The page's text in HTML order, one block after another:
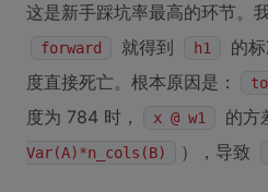
这是新手踩坑率最高的环节。
forward 就得到 h1 的
度直接死亡。根本原因是：
度为 784 时，
x @ w1 的方
Var(A)*n_cols(B) ），导致